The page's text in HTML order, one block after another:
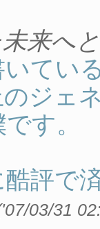
来へ
てい
ジェ
す。
評で
'07/03/31